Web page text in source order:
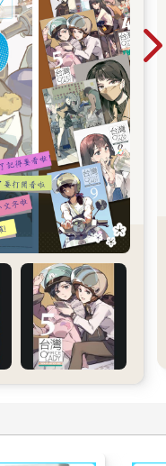
特別的是還加上高橋晶
第一場。其實第一版的曲
所以廢除重選。此外我
終選出適合搭配店裡牆
這原本是為一樓
音樂的，但是因為反應
多管閒事，結果有位
家與我，寫了大篇幅的
路版還被各國新聞網站
就是看了報導就真的跑
帳號將這份曲單建在音
找來聽聽。